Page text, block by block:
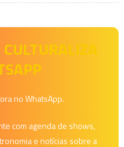
a
do
no WhatsApp.
com agenda de shows,
e notícias sobre a